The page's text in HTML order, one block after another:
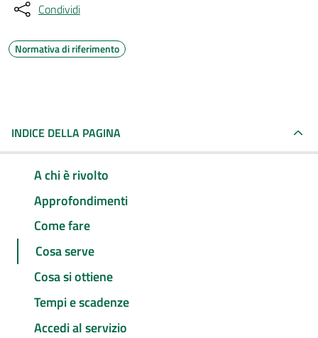
Condividi
Normativa di riferimento
INDICE DELLA PAGINA
A chi è rivolto
Approfondimenti
Come fare
Cosa serve
Cosa si ottiene
Tempi e scadenze
Accedi al servizio